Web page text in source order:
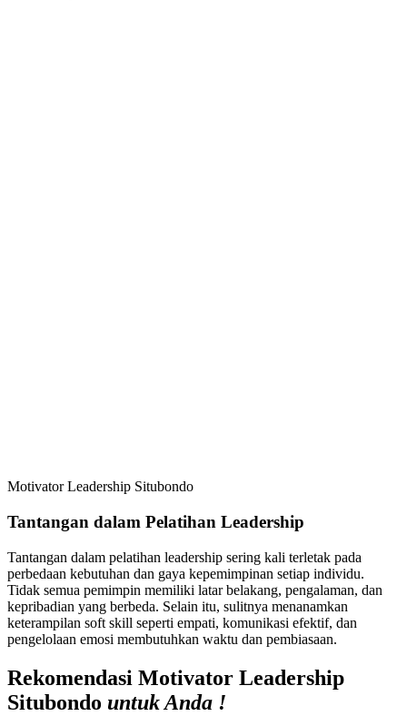
Motivator Leadership Situbondo
Tantangan dalam Pelatihan Leadership
Tantangan dalam pelatihan leadership sering kali terletak pada
perbedaan kebutuhan dan gaya kepemimpinan setiap individu.
Tidak semua pemimpin memiliki latar belakang, pengalaman, dan
kepribadian yang berbeda. Selain itu, sulitnya menanamkan
keterampilan soft skill seperti empati, komunikasi efektif, dan
pengelolaan emosi membutuhkan waktu dan pembiasaan.
Rekomendasi Motivator Leadership
Situbondo untuk Anda !